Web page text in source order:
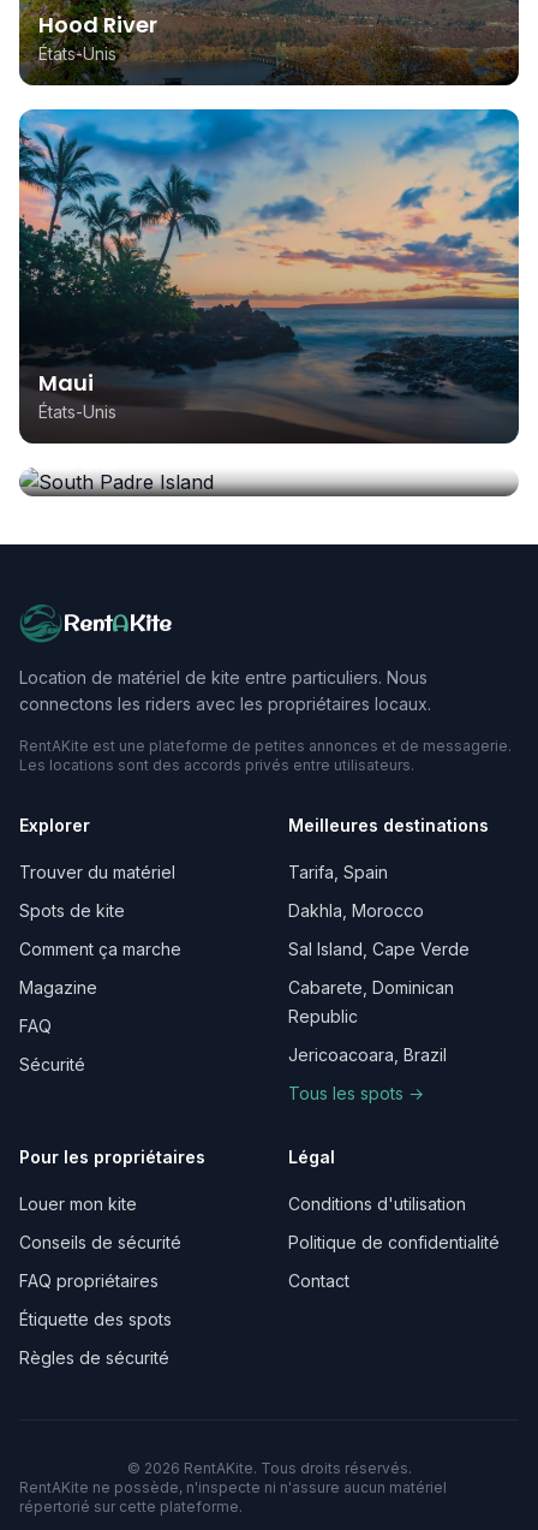
Hood River
États-Unis
Maui
États-Unis
South Padre Island
RentAKite
Location de matériel de kite entre particuliers. Nous
connectons les riders avec les propriétaires locaux.
RentAKite est une plateforme de petites annonces et de messagerie.
Les locations sont des accords privés entre utilisateurs.
Explorer
Trouver du matériel
Spots de kite
Comment ça marche
Magazine
FAQ
Sécurité
Meilleures destinations
Tarifa, Spain
Dakhla, Morocco
Sal Island, Cape Verde
Cabarete, Dominican
Republic
Jericoacoara, Brazil
Tous les spots →
Pour les propriétaires
Louer mon kite
Conseils de sécurité
FAQ propriétaires
Étiquette des spots
Règles de sécurité
Légal
Conditions d'utilisation
Politique de confidentialité
Contact
© 2026 RentAKite. Tous droits réservés.
RentAKite ne possède, n'inspecte ni n'assure aucun matériel
répertorié sur cette plateforme.